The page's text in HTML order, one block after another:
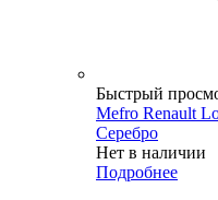
Быстрый
Mefro Renault
Серебро
Нет в наличии
Подробнее